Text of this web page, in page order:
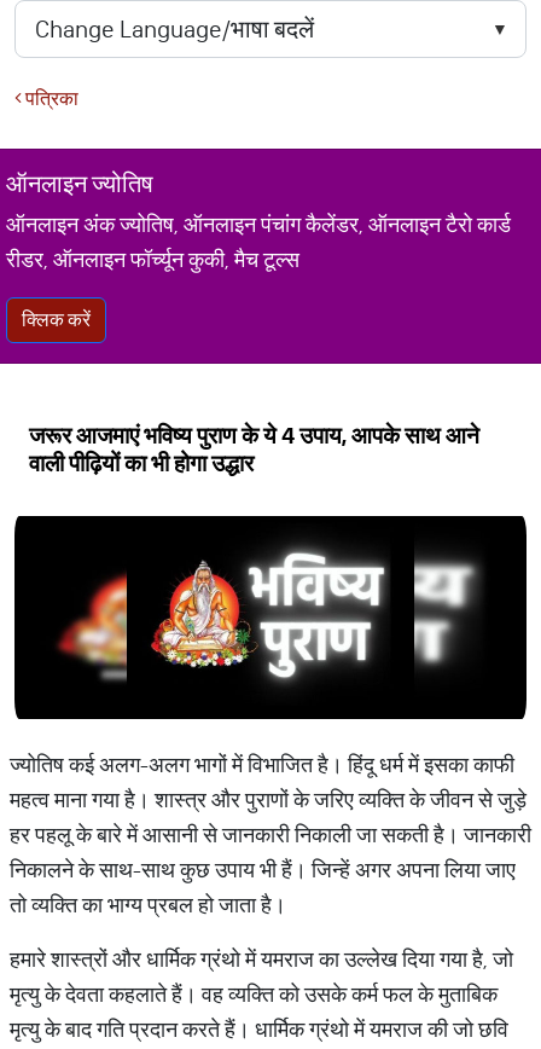
पत्रिका
ऑनलाइन ज्योतिष
ऑनलाइन अंक ज्योतिष, ऑनलाइन पंचांग कैलेंडर, ऑनलाइन टैरो कार्ड
रीडर, ऑनलाइन फॉर्च्यून कुकी, मैच टूल्स
क्लिक करें
जरूर आजमाएं भविष्य पुराण के ये 4 उपाय, आपके साथ आने
वाली पीढ़ियों का भी होगा उद्धार
ज्योतिष कई अलग-अलग भागों में विभाजित है। हिंदू धर्म में इसका काफी
महत्व माना गया है। शास्त्र और पुराणों के जरिए व्यक्ति के जीवन से जुड़े
हर पहलू के बारे में आसानी से जानकारी निकाली जा सकती है। जानकारी
निकालने के साथ-साथ कुछ उपाय भी हैं। जिन्हें अगर अपना लिया जाए
तो व्यक्ति का भाग्य प्रबल हो जाता है।
हमारे शास्त्रों और धार्मिक ग्रंथो में यमराज का उल्लेख दिया गया है, जो
मृत्यु के देवता कहलाते हैं। वह व्यक्ति को उसके कर्म फल के मुताबिक
मृत्यु के बाद गति प्रदान करते हैं। धार्मिक ग्रंथो में यमराज की जो छवि